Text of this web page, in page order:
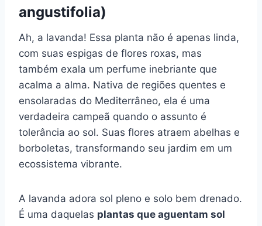
angustifolia)
Ah, a lavanda! Essa planta não é apenas linda,
com suas espigas de flores roxas, mas
também exala um perfume inebriante que
acalma a alma. Nativa de regiões quentes e
ensolaradas do Mediterrâneo, ela é uma
verdadeira campeã quando o assunto é
tolerância ao sol. Suas flores atraem abelhas e
borboletas, transformando seu jardim em um
ecossistema vibrante.
A lavanda adora sol pleno e solo bem drenado.
É uma daquelas plantas que aguentam sol